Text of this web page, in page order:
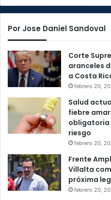
Por Jose Daniel Sandoval
Corte
aranceles
a Costa
febrero 20,
Salud
fiebre
obligatoria
riesgo
febrero 20,
Frente
Villalta
próxima
febrero 20,